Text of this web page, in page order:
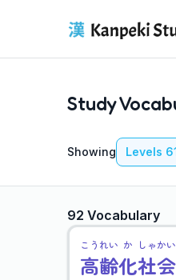
Study
Showing Levels
92 Vocabulary
高
こう
齢
れい
化
か
社
しゃ
会
かい